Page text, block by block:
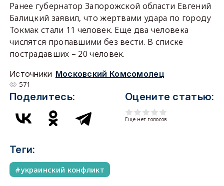
Ранее губернатор Запорожской области Евгений
Балицкий заявил, что жертвами удара по городу
Токмак стали 11 человек. Еще два человека
числятся пропавшими без вести. В списке
пострадавших – 20 человек.
Источники Московский Комсомолец
571
Поделитесь: Оцените статью:
Еще нет голосов
Теги:
украинский конфликт